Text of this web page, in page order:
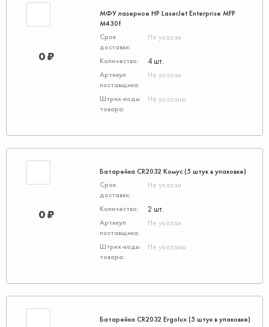
МФУ лазерное HP LaserJet Enterprise MFP
M430f
Не указан
4 шт.
Не указан
Не указаны
0 ₽
Батарейка CR2032 Комус (5 штук в упаковке)
Не указан
2 шт.
Не указан
Не указаны
0 ₽
Батарейка CR2032 Ergolux (5 штук в упаковке)